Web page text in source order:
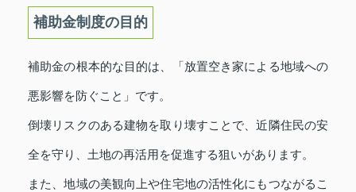
補助金制度の目的
補助金の根本的な目的は、「放置空き家による地域への
悪影響を防ぐこと」です。
倒壊リスクのある建物を取り壊すことで、近隣住民の安
全を守り、土地の再活用を促進する狙いがあります。
また、地域の美観向上や住宅地の活性化にもつながるこ